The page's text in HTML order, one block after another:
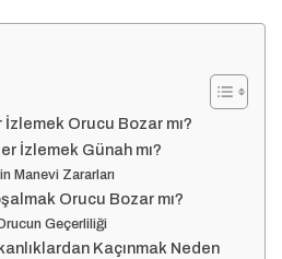
Orucu Bozar mı?
İzlemek Günah mı?
Manevi Zararları
Orucu Bozar mı?
Geçerliliği
Kaçınmak Neden